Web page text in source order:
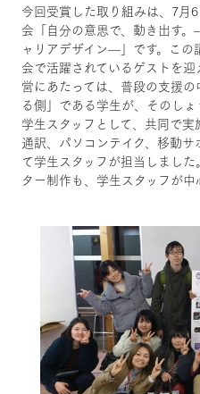
今回受賞した取り組みは、7月
会「自分の意思で、動き出す
ャリアデザイン—」です。こ
会で活躍されているゲストを
営にあたっては、普段の支援
る側」である学生が、そのし
学生スタッフとして、共同で
通訳、パソコンテイク、移動
て学生スタッフが担当しまし
ター制作も、学生スタッフが中